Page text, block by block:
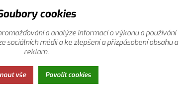
Akční leták
FVE
Reklamní videa
cookies
a analýze informací o výkonu a používání
sociálních médií a ke zlepšení a přizpůsobení obsahu a
reklam.
vše Povolit cookies